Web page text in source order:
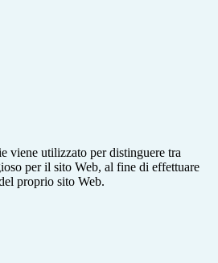
viene utilizzato per distinguere tra
per il sito Web, al fine di effettuare
proprio sito Web.